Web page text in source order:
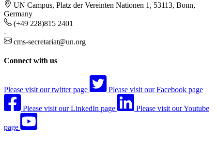
UN Campus, Platz der Vereinten Nationen 1, 53113, Bonn,
Germany
(+49 228)815 2401
-
cms-secretariat@un.org
Connect with us
Please visit our twitter page Please visit our Facebook page
Please visit our LinkedIn page Please visit our Youtube
page